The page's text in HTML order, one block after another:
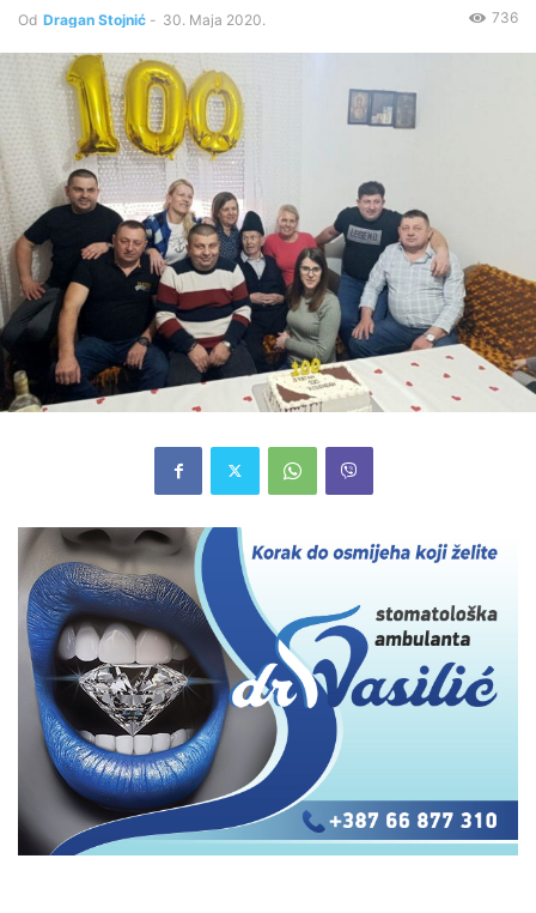
Od Dragan Stojnić - 30. Maja 2020. 736